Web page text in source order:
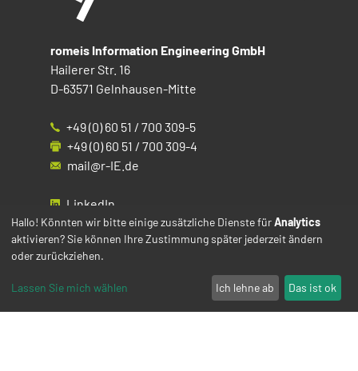
romeis Information Engineering GmbH
Hailerer Str. 16
D-63571 Gelnhausen-Mitte
+49 (0) 60 51 / 700 309-5
+49 (0) 60 51 / 700 309-4
mail@r-IE.de
LinkedIn
Instagram
Facebook
YouTube
Hallo! Könnten wir bitte einige zusätzliche Dienste fürAnalytics
aktivieren? Sie können Ihre Zustimmung später jederzeit ändern
oder zurückziehen.
Lassen Sie mich wählen Ich lehne ab Das ist ok